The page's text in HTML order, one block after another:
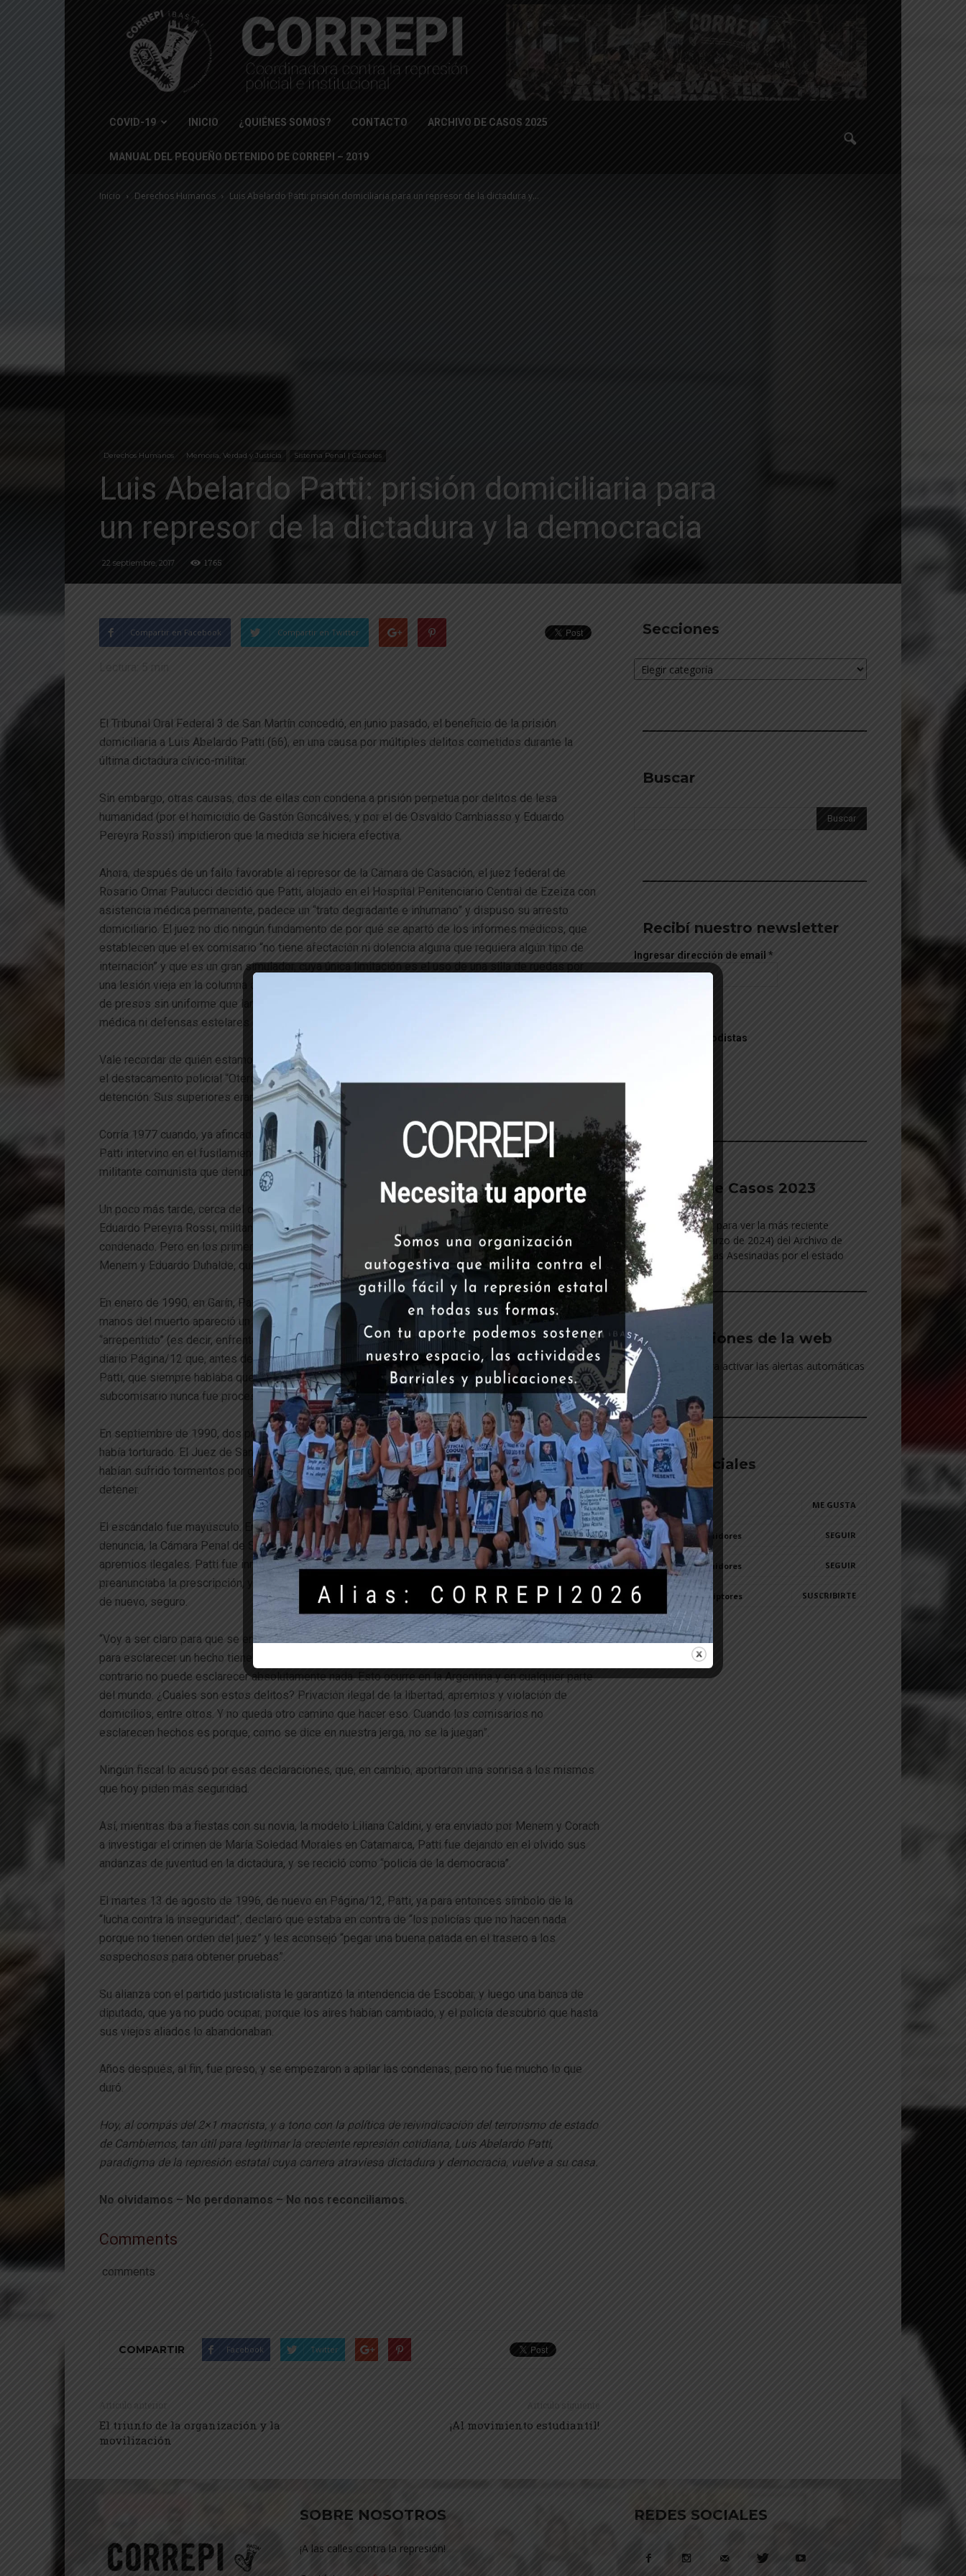
COVID-19 INICIO ¿QUIÉNES SOMOS? CONTACTO ARCHIVO DE CASOS 2025
MANUAL DEL PEQUEÑO DETENIDO DE CORREPI – 2019
Inicio Derechos Humanos Luis Abelardo Patti: prisión domiciliaria para un represor de la dictadura y...
Derechos Humanos Memoria, Verdad y Justicia Sistema Penal | Cárceles
Luis Abelardo Patti: prisión domiciliaria para
un represor de la dictadura y la democracia
22 septiembre, 2017 1765
Compartir en Facebook Compartir en Twitter
El Tribunal Oral Federal 3 de San Martín concedió, en junio pasado, el beneficio de la prisión
domiciliaria a Luis Abelardo Patti (66), en una causa por múltiples delitos cometidos durante la
última dictadura cívico-militar.
Sin embargo, otras causas, dos de ellas con condena a prisión perpetua por delitos de lesa
humanidad (por el homicidio de Gastón Goncálves, y por el de Osvaldo Cambiasso y Eduardo
Pereyra Rossi) impidieron que la medida se hiciera efectiva.
Ahora, después de un fallo favorable al represor de la Cámara de Casación, el juez federal de
Rosario Omar Paulucci decidió que Patti, alojado en el Hospital Penitenciario Central de Ezeiza con
asistencia médica permanente, padece un “trato degradante e inhumano” y dispuso su arresto
domiciliario. El juez no dio ningún fundamento de por qué se apartó de los informes médicos, que
establecen que el ex comisario “no tiene afectación ni dolencia alguna que requiera algún tipo de
internación” y que es un gran simulador, cuya única limitación es el uso de una silla de ruedas por
una lesión vieja en la columna cervical. Por mucho menos se niegan a diario los reclamos de miles
de presos sin uniforme que languidecen en condiciones realmente infrahumanas, sin asistencia
médica ni defensas estelares en cárceles federales y provinciales.
Vale recordar de quién estamos hablando. Luis Abelardo Patti ya era policía en 1975. Trabajaba en
el destacamento policial “Otero”, en Victoria, en el que funcionaba un centro clandestino de
detención. Sus superiores eran hombres del círculo íntimo del Gral. Ramón Camps.
Corría 1977 cuando, ya afincado en Escobar, la ciudad que 18 años después lo elegiría intendente,
Patti intervino en el fusilamiento de tres chicos que jugaban al metegol de un bar de la zona. El
militante comunista que denunció el hecho a un diario local todavía está desaparecido.
Un poco más tarde, cerca del ocaso de la dictadura, Patti secuestró y mató a Osvaldo Cambiasso y
Eduardo Pereyra Rossi, militantes montoneros, una de las causas por las que fue recientemente
condenado. Pero en los primeros años después de 1983, sus principales defensores fueron Carlos
Menem y Eduardo Duhalde, que se cansaron de repetir que había sido un enfrentamiento.
En enero de 1990, en Garín, Patti encabezó la partida policial que fusiló al joven Luis Selaye. En las
manos del muerto apareció un revólver calibre 38, con la habitual pinta de “perro”. Un policía
“arrepentido” (es decir, enfrentado con Patti en la interna policial), declaró el 5 de enero de 1996 al
diario Página/12 que, antes del operativo, ese revólver estaba “en el despacho del subcomisario
Patti, que siempre hablaba que debía ser utilizado para justificar un enfrentamiento”. El ex
subcomisario nunca fue procesado por este caso.
En septiembre de 1990, dos presos, Miguel Guerrero y Mario Barzola, denunciaron que Patti los
había torturado. El Juez de San Isidro Raúl Borrino ordenó una serie de pericias, y comprobó que
habían sufrido tormentos por golpes, quemaduras, submarino seco y picana eléctrica. Lo mandó
detener.
El escándalo fue mayúsculo. En medio de una campaña mediática dirigida a desacreditar la
denuncia, la Cámara Penal de San Isidro, en un fallo memorable, “bajó” la carátula de tormentos a
apremios ilegales. Patti fue inmediatamente excarcelado, la causa entró en el túnel que
preanunciaba la prescripción, y la “gente de bien” respiró tranquila. El adalid de la seguridad estaba,
de nuevo, seguro.
“Voy a ser claro para que se entienda -le dijo Patti al Diario Clarín en octubre de 1990- la policía,
para esclarecer un hecho tiene que cometer no menos de tres o cuatro hechos delictivos. De lo
contrario no puede esclarecer absolutamente nada. Esto ocurre en la Argentina y en cualquier parte
del mundo. ¿Cuales son estos delitos? Privación ilegal de la libertad, apremios y violación de
domicilios, entre otros. Y no queda otro camino que hacer eso. Cuando los comisarios no
esclarecen hechos es porque, como se dice en nuestra jerga, no se la juegan”.
Ningún fiscal lo acusó por esas declaraciones, que, en cambio, aportaron una sonrisa a los mismos
que hoy piden más seguridad.
Así, mientras iba a fiestas con su novia, la modelo Liliana Caldini, y era enviado por Menem y Corach
a investigar el crimen de María Soledad Morales en Catamarca, Patti fue dejando en el olvido sus
andanzas de juventud en la dictadura, y se recicló como “policía de la democracia”.
El martes 13 de agosto de 1996, de nuevo en Página/12, Patti, ya para entonces símbolo de la
“lucha contra la inseguridad”, declaró que estaba en contra de “los policías que no hacen nada
porque no tienen orden del juez” y les aconsejó “pegar una buena patada en el trasero a los
sospechosos para obtener pruebas”.
Su alianza con el partido justicialista le garantizó la intendencia de Escobar, y luego una banca de
diputado, que ya no pudo ocupar, porque los aires habían cambiado, y el policía descubrió que hasta
sus viejos aliados lo abandonaban.
Años después, al fin, fue preso, y se empezaron a apilar las condenas, pero no fue mucho lo que
duró.
Hoy, al compás del 2×1 macrista, y a tono con la política de reivindicación del terrorismo de estado
de Cambiemos, tan útil para legitimar la creciente represión cotidiana, Luis Abelardo Patti,
paradigma de la represión estatal cuya carrera atraviesa dictadura y democracia, vuelve a su casa.
No olvidamos – No perdonamos – No nos reconciliamos.
Comments
comments
COMPARTIR Facebook Twitter
Artículo anterior
El triunfo de la organización y la
movilización
Artículo siguiente
¡Al movimiento estudiantil!
Secciones
Secciones
Buscar
________________________________________
Recibí nuestro newsletter
Ingresar dirección de email *
Medios - Periodistas
________________________________________
Archivo de Casos 2023
Entrá en este link para ver la más reciente
actualización (marzo de 2024) del Archivo de
Casos de Personas Asesinadas por el estado
________________________________________
Notificaciones de la web
--> Hacé click para activar las alertas automáticas
________________________________________
Redes sociales
Fans ME GUSTA
49,787 Seguidores SEGUIR
20,155 Seguidores SEGUIR
1,230 Suscriptores SUSCRIBIRTE
SOBRE NOSOTROS
¡A las calles contra la represión!
REDES SOCIALES